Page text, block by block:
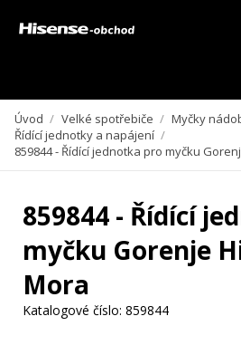
Vzhledem k aktuální situaci se může
zpozdit. Děkujeme za
Úvod / Velké spotřebiče / Myčky
Řídící jednotky a napájení /
859844 - Řídící jednotka pro myčku
859844 - Řídící
myčku Gorenje
Mora
Katalogové číslo: 859844